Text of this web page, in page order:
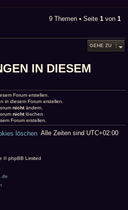
9 Themen • Seite 1 von 1
GEHE ZU
IN DIESEM
Forum erstellen.
in diesem Forum erstellen.
nichtändern.
nichtlöschen.
Forum erstellen.
Alle Zeiten sind UTC+02:00
löschen
© phpBB Limited